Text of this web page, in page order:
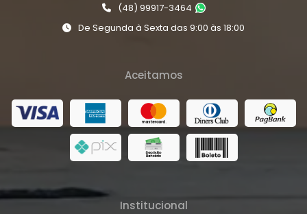
(48) 99917-3464
De Segunda à Sexta das 9:00 às 18:00
Aceitamos
Institucional